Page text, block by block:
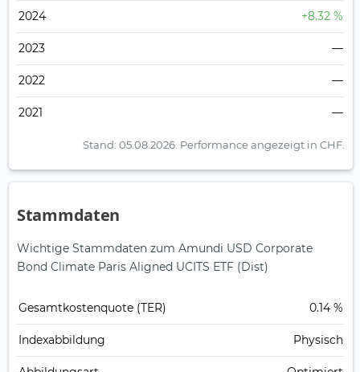
2024 +8.32 %
2023 —
2022 —
2021 —
Stand: 05.08.2026. Performance angezeigt in CHF.
Stammdaten
Wichtige Stammdaten zum Amundi USD Corporate
Bond Climate Paris Aligned UCITS ETF (Dist)
Gesamt­kosten­quote (TER) 0.14 %
Index­abbildung Physisch